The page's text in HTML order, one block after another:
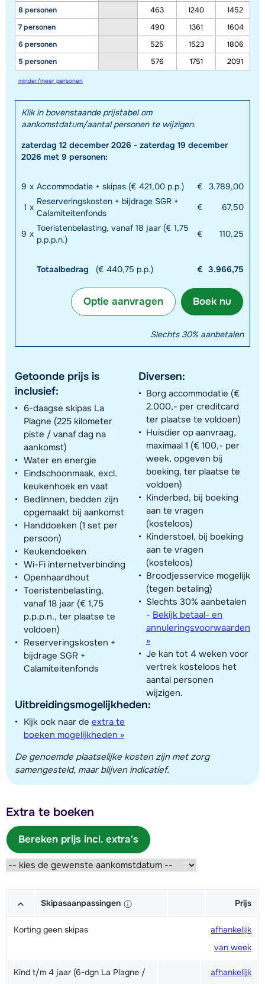
8 personen
7 personen
6 personen
5 personen
463 1240
1452
490
1361
1604
525
1523
1806
576
1751 2091
minder/meer personen
Klik in bovenstaande prijstabel om
aankomstdatum/aantal personen te wijzigen.
zaterdag 12 december 2026 - zaterdag 19 december
2026 met 9 personen:
9 x Accommodatie + skipas (€ 421,00 p.p.) €
3.789,00
1 x
Reserveringskosten + bijdrage SGR +
Calamiteitenfonds
€ 67,50
9 x
Toeristenbelasting, vanaf 18 jaar (€ 1,75
p.p.p.n.)
€ 110,25
Totaalbedrag (€ 440,75 p.p.) € 3.966,75
Boek nu
Optie aanvragen
Slechts 30% aanbetalen
Getoonde prijs is
inclusief:
6-daagse skipas La
Plagne (225 kilometer
piste / vanaf dag na
aankomst)
Water en energie
Eindschoonmaak, excl.
keukenhoek en vaat
Bedlinnen, bedden zijn
opgemaakt bij aankomst
Handdoeken (1 set per
persoon)
Keukendoeken
Wi-Fi internetverbinding
Openhaardhout
Toeristenbelasting,
vanaf 18 jaar (€ 1,75
p.p.p.n., ter plaatse te
voldoen)
Reserveringskosten +
bijdrage SGR +
Calamiteitenfonds
Uitbreidingsmogelijkheden:
Kijk ook naar de extra te
boeken mogelijkheden »
Diversen:
Borg accommodatie (€
2.000,- per creditcard
ter plaatse te voldoen)
Huisdier op aanvraag,
maximaal 1 (€ 100,- per
week, opgeven bij
boeking, ter plaatse te
voldoen)
Kinderbed, bij boeking
aan te vragen
(kosteloos)
Kinderstoel, bij boeking
aan te vragen
(kosteloos)
Broodjesservice mogelijk
(tegen betaling)
Slechts 30% aanbetalen
- Bekijk betaal- en
annuleringsvoorwaarden
»
Je kan tot 4 weken voor
vertrek kosteloos het
aantal personen
wijzigen.
De genoemde plaatselijke kosten zijn met zorg
samengesteld, maar blijven indicatief.
Extra te boeken
Bereken prijs incl. extra's
Skipasaanpassingen Prijs
Korting geen skipas
afhankelijk
van week
Kind t/m 4 jaar (6-dgn La Plagne /
afhankelijk